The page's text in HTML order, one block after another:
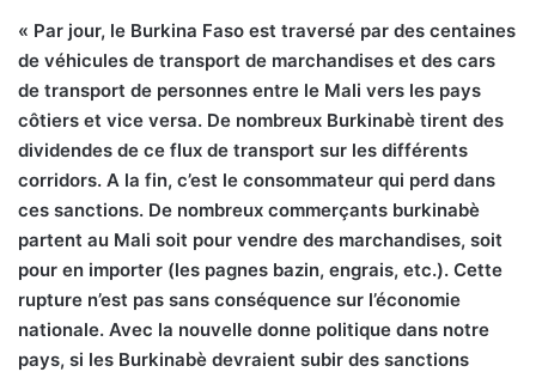
« Par jour, le Burkina Faso est traversé par des centaines
de véhicules de transport de marchandises et des cars
de transport de personnes entre le Mali vers les pays
côtiers et vice versa. De nombreux Burkinabè tirent des
dividendes de ce flux de transport sur les différents
corridors. A la fin, c’est le consommateur qui perd dans
ces sanctions. De nombreux commerçants burkinabè
partent au Mali soit pour vendre des marchandises, soit
pour en importer (les pagnes bazin, engrais, etc.). Cette
rupture n’est pas sans conséquence sur l’économie
nationale. Avec la nouvelle donne politique dans notre
pays, si les Burkinabè devraient subir des sanctions